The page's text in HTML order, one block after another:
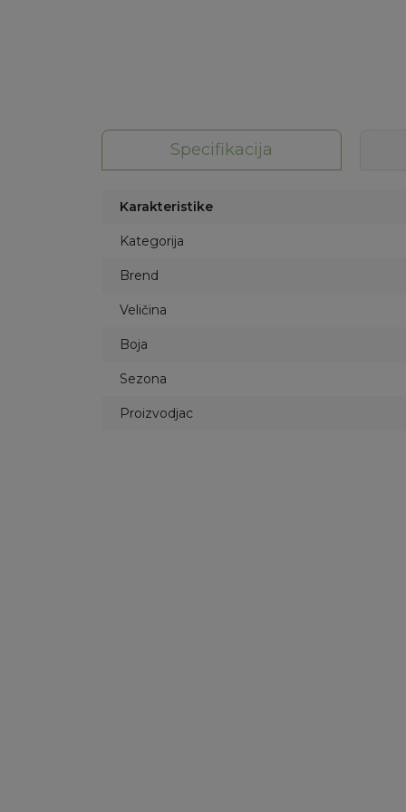
Specifikacija
Karakteristike
Kategorija
Brend
Veličina
Boja
Sezona
Proizvodjac